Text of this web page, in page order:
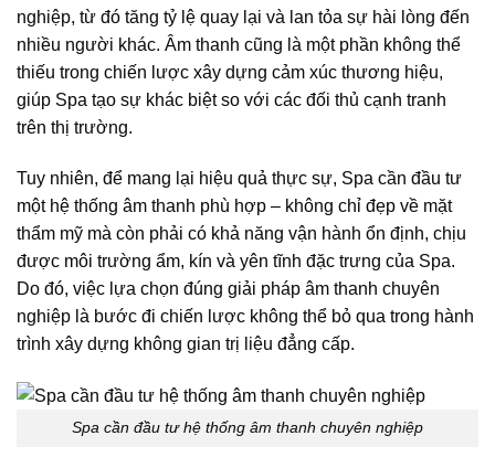
nghiệp, từ đó tăng tỷ lệ quay lại và lan tỏa sự hài lòng đến
nhiều người khác. Âm thanh cũng là một phần không thể
thiếu trong chiến lược xây dựng cảm xúc thương hiệu,
giúp Spa tạo sự khác biệt so với các đối thủ cạnh tranh
trên thị trường.
Tuy nhiên, để mang lại hiệu quả thực sự, Spa cần đầu tư
một hệ thống âm thanh phù hợp – không chỉ đẹp về mặt
thẩm mỹ mà còn phải có khả năng vận hành ổn định, chịu
được môi trường ẩm, kín và yên tĩnh đặc trưng của Spa.
Do đó, việc lựa chọn đúng giải pháp âm thanh chuyên
nghiệp là bước đi chiến lược không thể bỏ qua trong hành
trình xây dựng không gian trị liệu đẳng cấp.
Spa cần đầu tư hệ thống âm thanh chuyên nghiệp